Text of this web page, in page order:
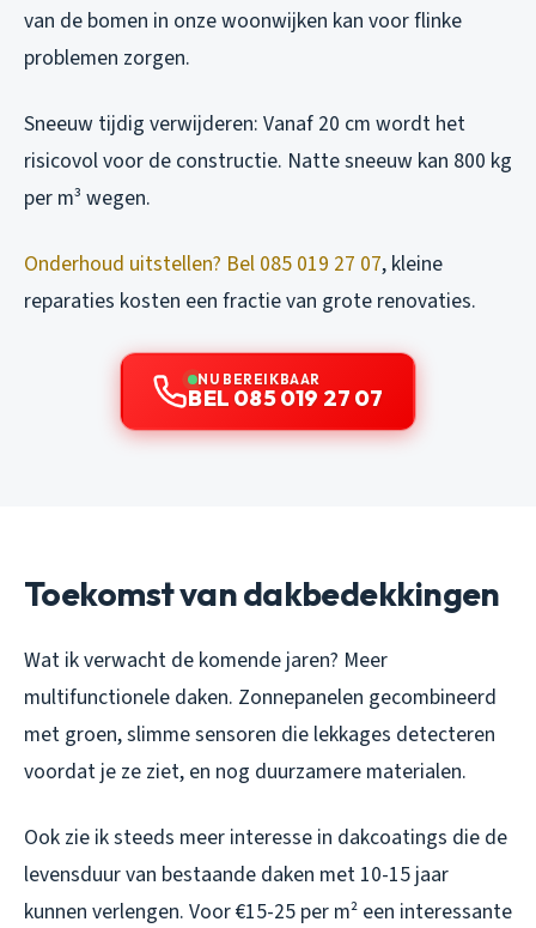
van de bomen in onze woonwijken kan voor flinke
problemen zorgen.
Sneeuw tijdig verwijderen: Vanaf 20 cm wordt het
risicovol voor de constructie. Natte sneeuw kan 800 kg
per m³ wegen.
Onderhoud uitstellen? Bel 085 019 27 07, kleine
reparaties kosten een fractie van grote renovaties.
NU BEREIKBAAR
BEL 085 019 27 07
Toekomst van dakbedekkingen
Wat ik verwacht de komende jaren? Meer
multifunctionele daken. Zonnepanelen gecombineerd
met groen, slimme sensoren die lekkages detecteren
voordat je ze ziet, en nog duurzamere materialen.
Ook zie ik steeds meer interesse in dakcoatings die de
levensduur van bestaande daken met 10-15 jaar
kunnen verlengen. Voor €15-25 per m² een interessante